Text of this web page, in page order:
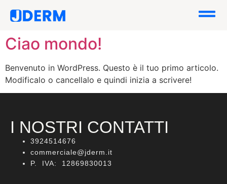
Ciao mondo!
Benvenuto in WordPress. Questo è il tuo primo articolo.
Modificalo o cancellalo e quindi inizia a scrivere!
I NOSTRI CONTATTI
3924514676
commerciale@jderm.it
P. IVA: 12869830013